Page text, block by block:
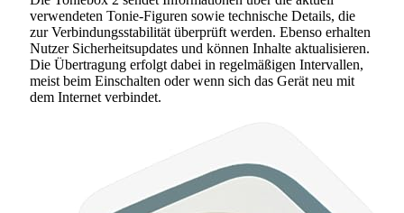
verwendeten Tonie-Figuren sowie technische Details, die
zur Verbindungsstabilität überprüft werden. Ebenso erhalten
Nutzer Sicherheitsupdates und können Inhalte aktualisieren.
Die Übertragung erfolgt dabei in regelmäßigen Intervallen,
meist beim Einschalten oder wenn sich das Gerät neu mit
dem Internet verbindet.